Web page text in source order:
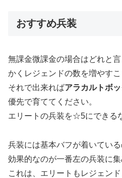
おすすめ兵装
無課金微課金の場合はどれと
かくレジェンドの数を増やすこ
それで出来ればアラカルトボ
優先で育ててください。
エリートの兵装を☆5にできる
兵装には基本バフが着いてい
効果的なのが一番左の兵装に集
これは、エリートもレジェンド